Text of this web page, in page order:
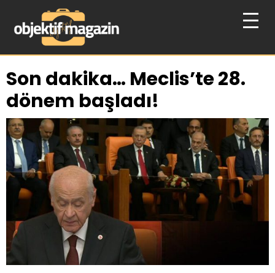
Son dakika… Meclis’te 28.
dönem başladı!